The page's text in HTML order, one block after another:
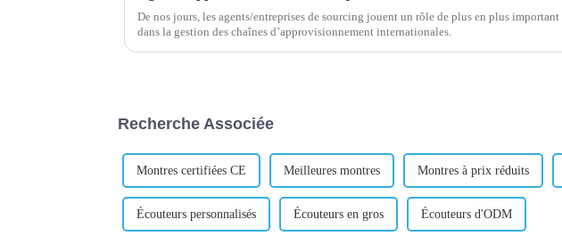
De nos jours, les agents/entreprises de sourcing jouent un rôle de plus en plus important
dans la gestion des chaînes d’approvisionnement internationales.
Recherche Associée
Montres certifiées CE Meilleures montres Montres à prix réduits
Écouteurs personnalisés Écouteurs en gros Écouteurs d'ODM